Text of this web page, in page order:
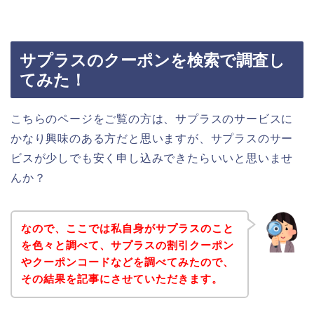
サプラスのクーポンを検索で調査し
てみた！
こちらのページをご覧の方は、サプラスのサービスに
かなり興味のある方だと思いますが、サプラスのサー
ビスが少しでも安く申し込みできたらいいと思いませ
んか？
なので、ここでは私自身がサプラスのこと
を色々と調べて、サプラスの割引クーポン
やクーポンコードなどを調べてみたので、
その結果を記事にさせていただきます。